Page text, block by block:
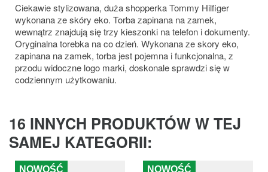
Ciekawie stylizowana, duża shopperka Tommy Hilfiger
wykonana ze skóry eko. Torba zapinana na zamek,
wewnątrz znajdują się trzy kieszonki na telefon i dokumenty.
Oryginalna torebka na co dzień. Wykonana ze skory eko,
zapinana na zamek, torba jest pojemna i funkcjonalna, z
przodu widoczne logo marki, doskonale sprawdzi się w
codziennym użytkowaniu.
16 INNYCH PRODUKTÓW W TEJ
SAMEJ KATEGORII:
NOWOŚĆ NOWOŚĆ